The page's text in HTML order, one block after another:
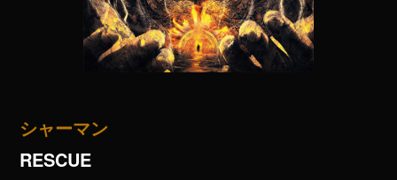
シャーマン
RESCUE